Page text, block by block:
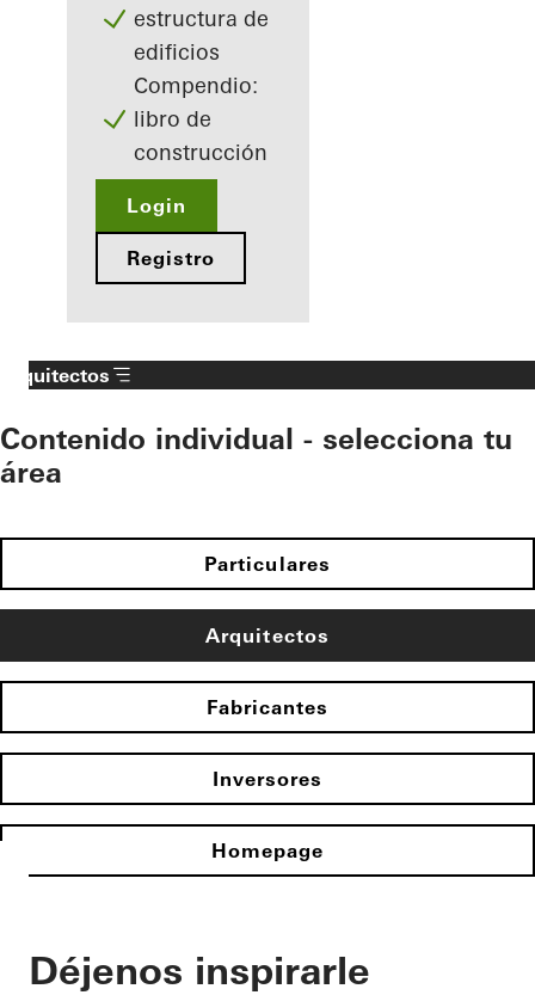
estructura de
edificios
Compendio:
libro de
construcción
Login
Registro
Arquitectos
Contenido individual - selecciona tu
área
Particulares
Arquitectos
Fabricantes
Inversores
Homepage
Déjenos inspirarle